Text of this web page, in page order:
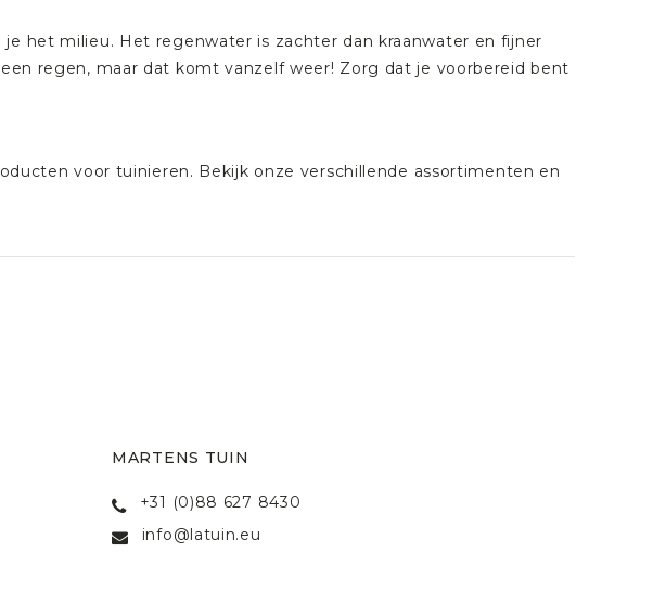
je het milieu. Het regenwater is zachter dan kraanwater en fijner
regen, maar dat komt vanzelf weer! Zorg dat je voorbereid bent
voor tuinieren. Bekijk onze verschillende assortimenten en
MARTENS TUIN
+31 (0)88 627 8430
info@latuin.eu